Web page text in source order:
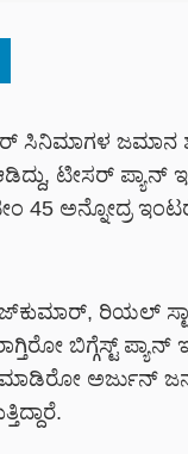
ಸಿನಿಮಾಗಳ ಜಮಾನ
ಟೀಸರ್
45 ಅನ್ನೋದ್ರ
ರಿಯಲ್
ಬಿಗ್ಗೆಸ್ಟ್
ಅರ್ಜುನ್